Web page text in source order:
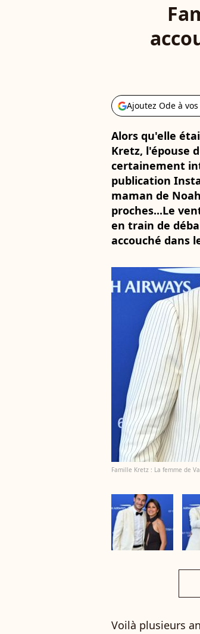
Ajoutez Ode à
Alors qu'elle
Kretz, l'épouse
certainement
publication
maman de
proches...Le
en train de
accouché dans
Famille Kretz : La femme de
Voilà plusieurs